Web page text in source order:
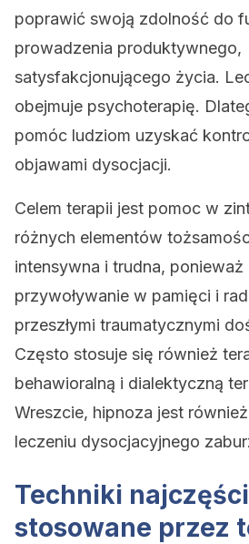
poprawić swoją zdolność do
prowadzenia produktywnego,
satysfakcjonującego życia.
obejmuje psychoterapię.
pomóc ludziom uzyskać
objawami dysocjacji.
Celem terapii jest pomoc w
różnych elementów
intensywna i trudna, ponieważ
przywoływanie w pamięci i
przeszłymi traumatycznymi
Często stosuje się również
behawioralną i dialektyczną
Wreszcie, hipnoza jest
leczeniu dysocjacyjnego
Techniki
stosowane przez